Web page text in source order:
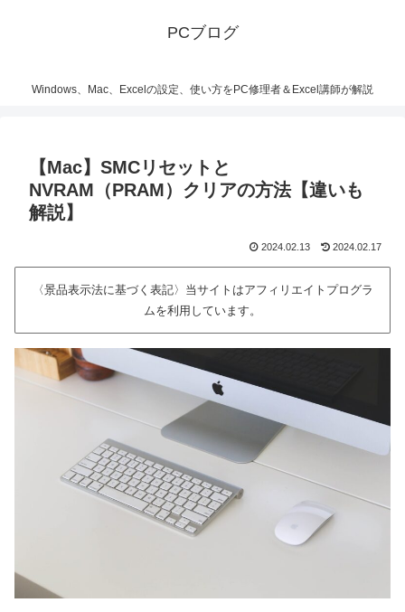
PCブログ
Windows、Mac、Excelの設定、使い方をPC修理者＆Excel講師が解説
【Mac】SMCリセットと
NVRAM（PRAM）クリアの方法【違いも
解説】
2024.02.13 2024.02.17
〈景品表示法に基づく表記〉当サイトはアフィリエイトプログラ
ムを利用しています。